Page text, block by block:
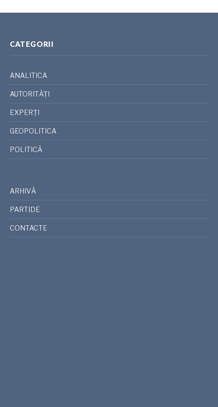
CATEGORII
ANALITICA
AUTORITĂȚI
EXPERȚI
GEOPOLITICA
POLITICĂ
ARHIVĂ
PARTIDE
CONTACTE